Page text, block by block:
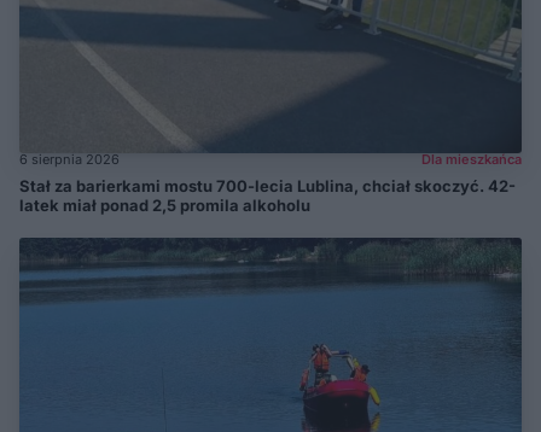
6 sierpnia 2026 Dla mieszkańca
Stał za barierkami mostu 700-lecia Lublina, chciał skoczyć. 42-
latek miał ponad 2,5 promila alkoholu